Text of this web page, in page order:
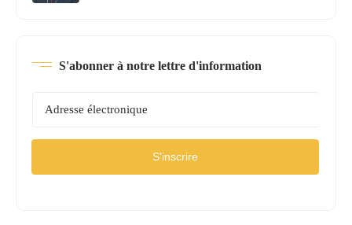
S'abonner à notre lettre d'information
S'inscrire